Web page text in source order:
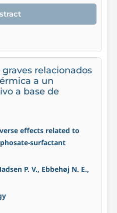
relacionados
a un
a base de
effects related to
surfactant
P. V., Ebbehøj N. E.,